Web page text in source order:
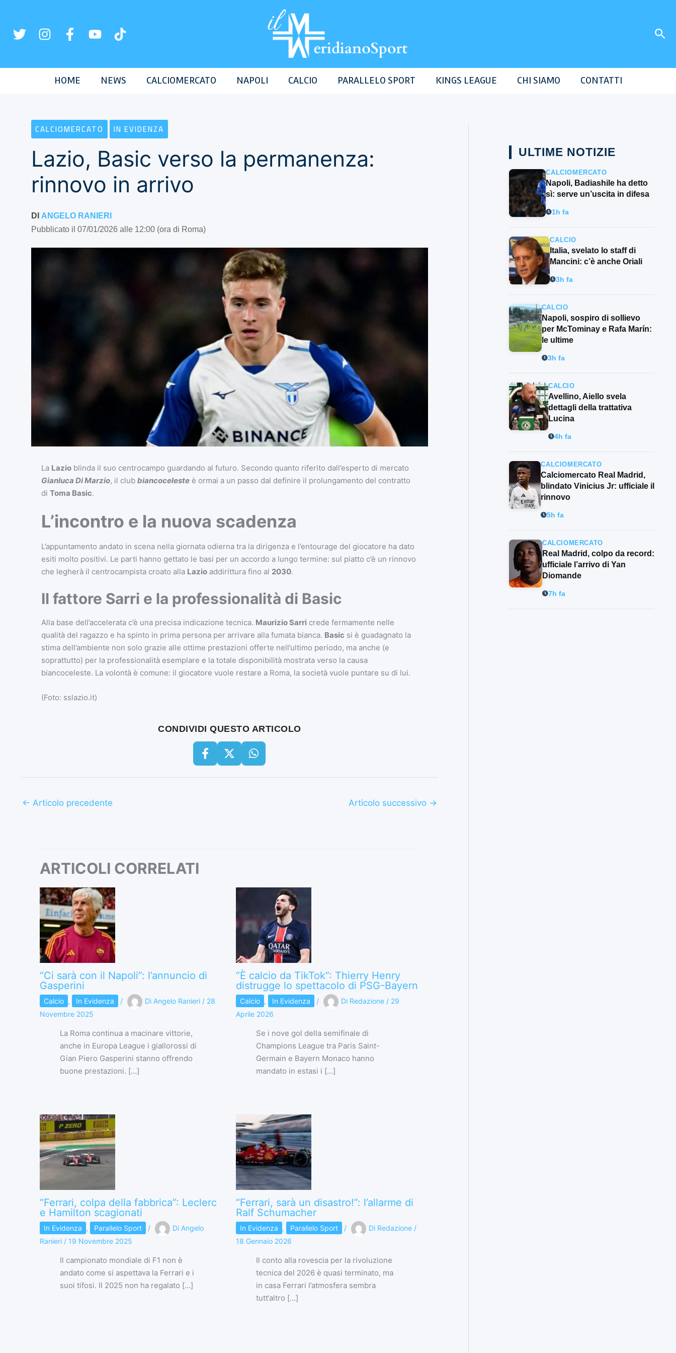
contenuto
HOME NEWS CALCIOMERCATO NAPOLI CALCIO PARALLELO SPORT KINGS LEAGUE CHI SIAMO CONTATTI
CALCIOMERCATO IN EVIDENZA
Lazio, Basic verso la permanenza:
rinnovo in arrivo
DI ANGELO RANIERI
Pubblicato il 07/01/2026 alle 12:00 (ora di Roma)
La Lazioblinda il suo centrocampo guardando al futuro. Secondo quanto riferito dall’esperto di mercato
Gianluca Di Marzio, il club biancoceleste è ormai a un passo dal definire il prolungamento del contratto
di Toma Basic.
L’incontro e la nuova scadenza
L’appuntamento andato in scena nella giornata odierna tra la dirigenza e l’entourage del giocatore ha dato
esiti molto positivi. Le parti hanno gettato le basi per un accordo a lungo termine: sul piatto c’è un rinnovo
che legherà il centrocampista croato alla Lazioaddirittura fino al 2030.
Il fattore Sarri e la professionalità di Basic
Alla base dell’accelerata c’è una precisa indicazione tecnica. Maurizio Sarri crede fermamente nelle
qualità del ragazzo e ha spinto in prima persona per arrivare alla fumata bianca. Basic si è guadagnato la
stima dell’ambiente non solo grazie alle ottime prestazioni offerte nell’ultimo periodo, ma anche (e
soprattutto) per la professionalità esemplare e la totale disponibilità mostrata verso la causa
biancoceleste. La volontà è comune: il giocatore vuole restare a Roma, la società vuole puntare su di lui.
(Foto: sslazio.it)
CONDIVIDI QUESTO ARTICOLO
← Articolo precedente Articolo successivo →
ARTICOLI CORRELATI
“Ci sarà con il Napoli”: l’annuncio di
Gasperini
Calcio , In Evidenza / Di Angelo Ranieri / 28
Novembre 2025
La Roma continua a macinare vittorie,
anche in Europa League i giallorossi di
Gian Piero Gasperini stanno offrendo
buone prestazioni. […]
“È calcio da TikTok”: Thierry Henry
distrugge lo spettacolo di PSG-Bayern
Calcio , In Evidenza / Di Redazione / 29
Aprile 2026
Se i nove gol della semifinale di
Champions League tra Paris Saint-
Germain e Bayern Monaco hanno
mandato in estasi i […]
“Ferrari, colpa della fabbrica”: Leclerc
e Hamilton scagionati
In Evidenza , Parallelo Sport / Di Angelo
Ranieri / 19 Novembre 2025
Il campionato mondiale di F1 non è
andato come si aspettava la Ferrari e i
suoi tifosi. Il 2025 non ha regalato […]
“Ferrari, sarà un disastro!”: l’allarme di
Ralf Schumacher
In Evidenza , Parallelo Sport / Di Redazione /
18 Gennaio 2026
Il conto alla rovescia per la rivoluzione
tecnica del 2026 è quasi terminato, ma
in casa Ferrari l’atmosfera sembra
tutt’altro […]
ULTIME NOTIZIE
CALCIOMERCATO
Napoli, Badiashile ha detto
sì: serve un’uscita in difesa
1h fa
CALCIO
Italia, svelato lo staff di
Mancini: c’è anche Oriali
3h fa
CALCIO
Napoli, sospiro di sollievo
per McTominay e Rafa Marín:
le ultime
3h fa
CALCIO
Avellino, Aiello svela
dettagli della trattativa
Lucina
4h fa
CALCIOMERCATO
Calciomercato Real Madrid,
blindato Vinicius Jr: ufficiale il
rinnovo
5h fa
CALCIOMERCATO
Real Madrid, colpo da record:
ufficiale l’arrivo di Yan
Diomande
7h fa